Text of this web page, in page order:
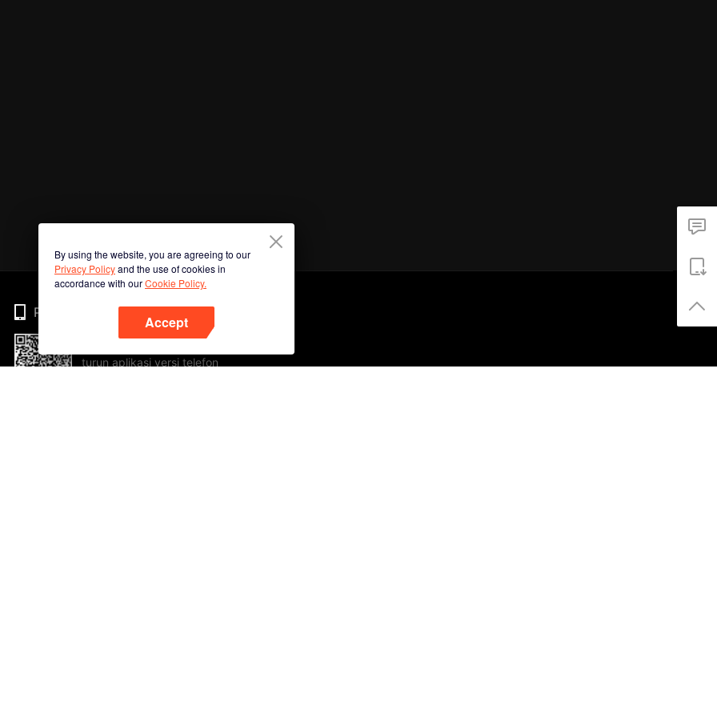
By using the website, you are agreeing to our
Privacy Policyand the use of cookies in
accordance with ourCookie Policy.
Accept
Phone
turun aplikasi versi telefon